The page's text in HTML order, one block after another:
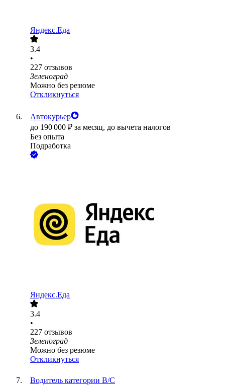
Яндекс.Еда
3.4
•
227 отзывов
Зеленоград
Можно без резюме
Откликнуться
Автокурьер
до 190 000 ₽ за месяц, до вычета налогов
Без опыта
Подработка
Яндекс.Еда
3.4
•
227 отзывов
Зеленоград
Можно без резюме
Откликнуться
Водитель категории B/C